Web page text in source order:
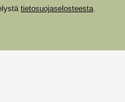
tietosuojaselosteesta.